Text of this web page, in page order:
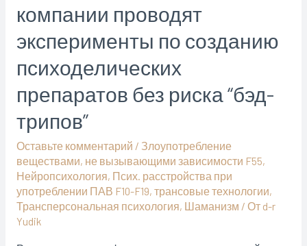
компании проводят
эксперименты по созданию
психоделических
препаратов без риска “бэд-
трипов”
Оставьте комментарий / Злоупотребление
веществами, не вызывающими зависимости F55,
Нейропсихология, Псих. расстройства при
употреблении ПАВ F10-F19, трансовые технологии,
Трансперсональная психология, Шаманизм / От d-r
Yudik